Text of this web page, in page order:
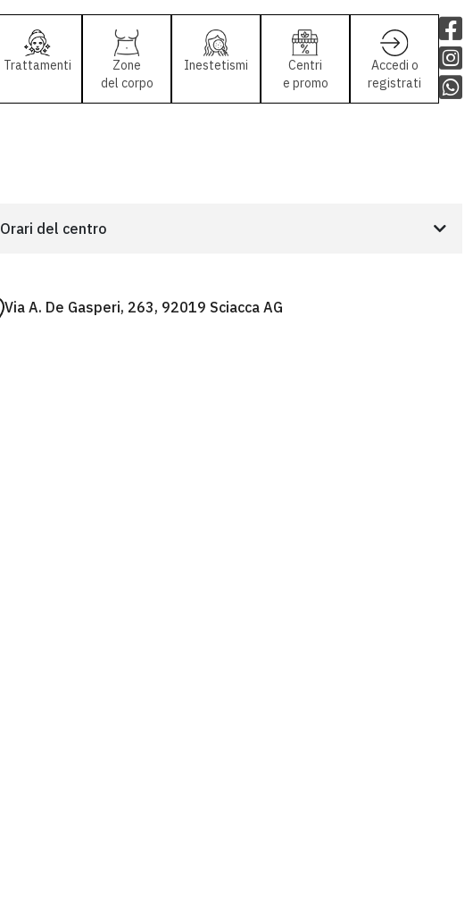
Trattamenti
Zone
del corpo
Inestetismi
Centri
e promo
Accedi o
registrati
Orari del centro
Via A. De Gasperi, 263, 92019 Sciacca AG